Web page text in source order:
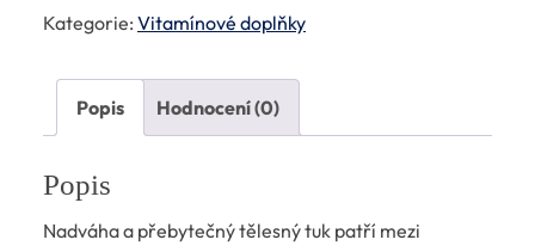
Kategorie: Vitamínové doplňky
Popis Hodnocení (0)
Popis
Nadváha a přebytečný tělesný tuk patří mezi